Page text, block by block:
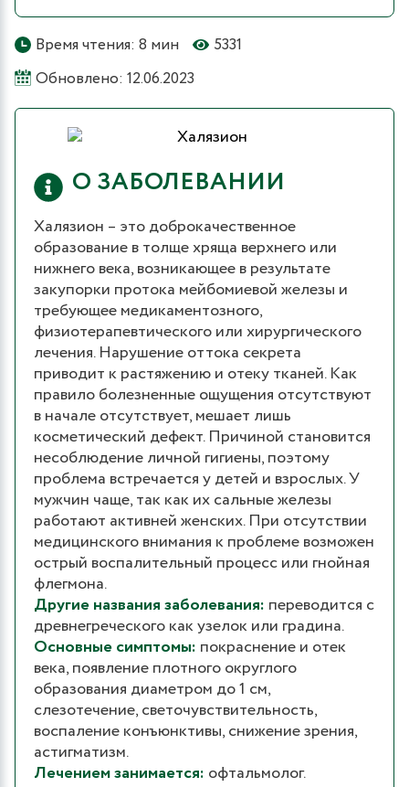
Время чтения: 8 мин
5331
Обновлено: 12.06.2023
О ЗАБОЛЕВАНИИ
Халязион – это доброкачественное
образование в толще хряща верхнего или
нижнего века, возникающее в результате
закупорки протока мейбомиевой железы и
требующее медикаментозного,
физиотерапевтического или хирургического
лечения. Нарушение оттока секрета
приводит к растяжению и отеку тканей. Как
правило болезненные ощущения отсутствуют
в начале отсутствует, мешает лишь
косметический дефект. Причиной становится
несоблюдение личной гигиены, поэтому
проблема встречается у детей и взрослых. У
мужчин чаще, так как их сальные железы
работают активней женских. При отсутствии
медицинского внимания к проблеме возможен
острый воспалительный процесс или гнойная
флегмона.
Другие названия заболевания: переводится с
древнегреческого как узелок или градина.
Основные симптомы: покраснение и отек
века, появление плотного округлого
образования диаметром до 1 см,
слезотечение, светочувствительность,
воспаление конъюнктивы, снижение зрения,
астигматизм.
Лечением занимается: офтальмолог.